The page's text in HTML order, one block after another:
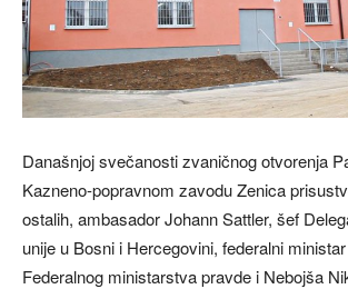
Današnjoj svečanosti zvaničnog otvorenja
Kazneno-popravnom zavodu Zenica
ostalih, ambasador Johann Sattler, šef
unije u Bosni i Hercegovini, federalni
Federalnog ministarstva pravde i Nebojša